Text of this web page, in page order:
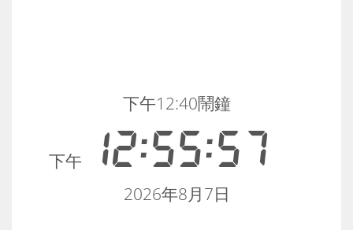
下午 12:55:57
下午12:40鬧鐘
2026年8月7日